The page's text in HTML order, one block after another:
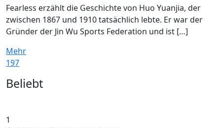
Fearless erzählt die Geschichte von Huo Yuanjia, der
zwischen 1867 und 1910 tatsächlich lebte. Er war der
Gründer der Jin Wu Sports Federation und ist […]
Mehr
197
Widgets
Beliebt
1